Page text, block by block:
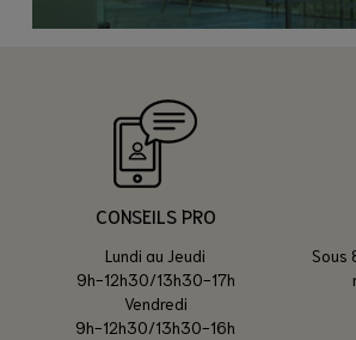
CONSEILS PRO
Lundi au Jeudi
9h-12h30/13h30-17h
Vendredi
9h-12h30/13h30-16h
Sous